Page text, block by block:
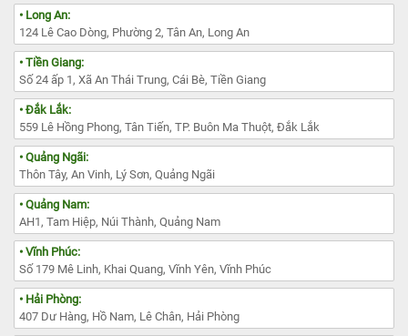
• Long An:
124 Lê Cao Dòng, Phường 2, Tân An, Long An
• Tiền Giang:
Số 24 ấp 1, Xã An Thái Trung, Cái Bè, Tiền Giang
• Đắk Lắk:
559 Lê Hồng Phong, Tân Tiến, TP. Buôn Ma Thuột, Đắk Lắk
• Quảng Ngãi:
Thôn Tây, An Vinh, Lý Sơn, Quảng Ngãi
• Quảng Nam:
AH1, Tam Hiệp, Núi Thành, Quảng Nam
• Vĩnh Phúc:
Số 179 Mê Linh, Khai Quang, Vĩnh Yên, Vĩnh Phúc
• Hải Phòng:
407 Dư Hàng, Hồ Nam, Lê Chân, Hải Phòng